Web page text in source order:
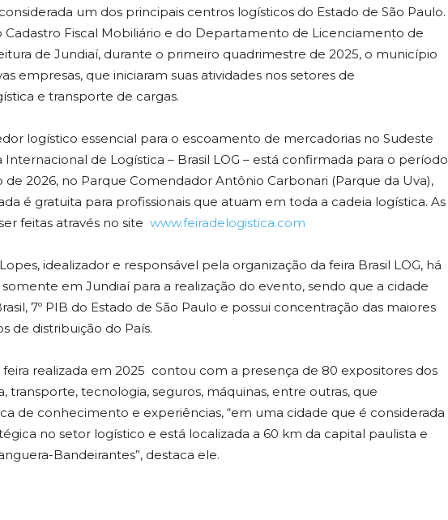
um dos principais centros logísticos do Estado de São Paulo.
Cadastro Fiscal Mobiliário e do Departamento de Licenciamento de
de Jundiaí, durante o primeiro quadrimestre de 2025, o município
empresas, que iniciaram suas atividades nos setores de
e transporte de cargas.
logístico essencial para o escoamento de mercadorias no Sudeste
Internacional de Logística – Brasil LOG – está confirmada para o período
de 2026, no Parque Comendador Antônio Carbonari (Parque da Uva),
é gratuita para profissionais que atuam em toda a cadeia logística. As
feitas através no site www.feiradelogistica.com
idealizador e responsável pela organização da feira Brasil LOG, há
somente em Jundiaí para a realização do evento, sendo que a cidade
7º PIB do Estado de São Paulo e possui concentração das maiores
de distribuição do País.
realizada em 2025 contou com a presença de 80 expositores dos
transporte, tecnologia, seguros, máquinas, entre outras, que
de conhecimento e experiências, “em uma cidade que é considerada
no setor logístico e está localizada a 60 km da capital paulista e
Bandeirantes”, destaca ele.